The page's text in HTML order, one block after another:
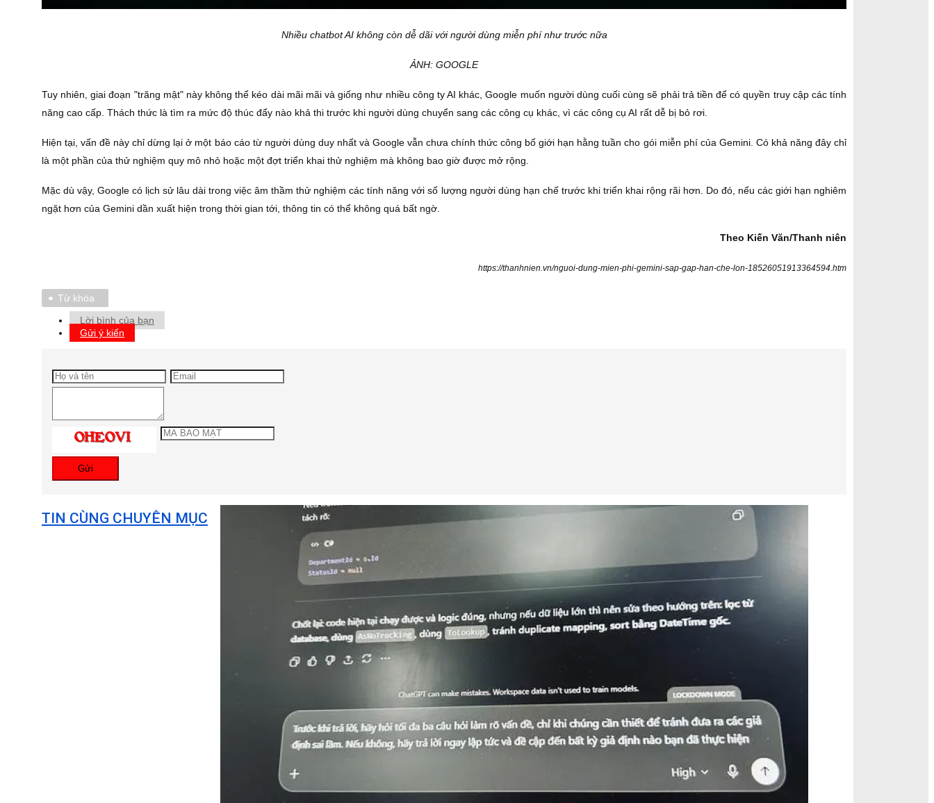
Nhiều chatbot AI không còn dễ dãi với người dùng miễn phí như trước nữa
ẢNH: GOOGLE
Tuy nhiên, giai đoạn "trăng mật" này không thể kéo dài mãi mãi và giống như nhiều công ty AI khác, Google muốn người dùng cuối cùng sẽ phải trả tiền để có quyền truy cập các tính
năng cao cấp. Thách thức là tìm ra mức độ thúc đẩy nào khả thi trước khi người dùng chuyển sang các công cụ khác, vì các công cụ AI rất dễ bị bỏ rơi.
Hiện tại, vấn đề này chỉ dừng lại ở một báo cáo từ người dùng duy nhất và Google vẫn chưa chính thức công bố giới hạn hằng tuần cho gói miễn phí của Gemini. Có khả năng đây chỉ
là một phần của thử nghiệm quy mô nhỏ hoặc một đợt triển khai thử nghiệm mà không bao giờ được mở rộng.
Mặc dù vậy, Google có lịch sử lâu dài trong việc âm thầm thử nghiệm các tính năng với số lượng người dùng hạn chế trước khi triển khai rộng rãi hơn. Do đó, nếu các giới hạn nghiêm
ngặt hơn của Gemini dần xuất hiện trong thời gian tới, thông tin có thể không quá bất ngờ.
Theo Kiến Văn/Thanh niên
https://thanhnien.vn/nguoi-dung-mien-phi-gemini-sap-gap-han-che-lon-18526051913364594.htm
Từ khóa
Lời bình của bạn
Gửi ý kiến
Gửi
TIN CÙNG CHUYÊN MỤC